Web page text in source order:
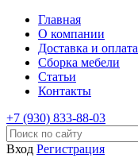
Главная
О компании
Доставка и оплата
Сборка мебели
Статьи
Контакты
+7 (930) 833-88-03
Вход Регистрация